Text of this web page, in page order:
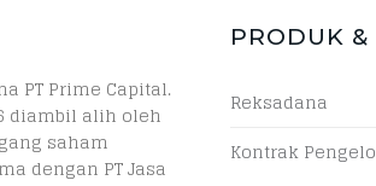
PT Prime Capital.
diambil alih oleh
saham
dengan PT Jasa
PRODUK &
Reksadana
Kontrak